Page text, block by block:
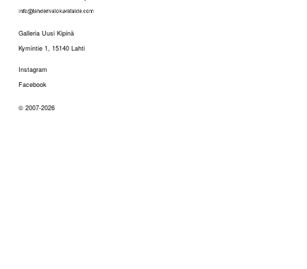
Galleria Uusi Kipinä
Kymintie 1, 15140 Lahti
Instagram
Facebook
© 2007-2026